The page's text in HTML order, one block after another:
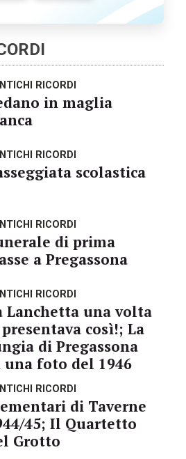
RICORDI
in maglia
RICORDI
scolastica
RICORDI
di prima
a Pregassona
RICORDI
Lanchetta una volta
così!; La
di Pregassona
una foto del 1946
RICORDI
di Taverne
45; Il Quartetto
Grotto